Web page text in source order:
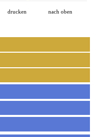
drucken nach oben